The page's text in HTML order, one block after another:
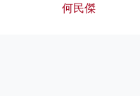
何民傑